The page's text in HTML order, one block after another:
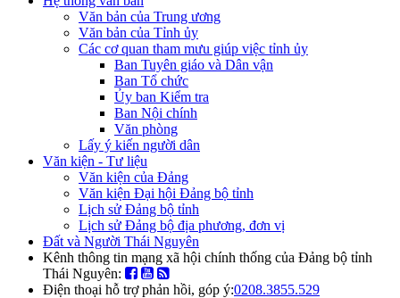
Văn bản của Trung ương
Văn bản của Tỉnh ủy
Các cơ quan tham mưu giúp việc tỉnh ủy
Ban Tuyên giáo và Dân vận
Ban Tổ chức
Ủy ban Kiểm tra
Ban Nội chính
Văn phòng
Lấy ý kiến người dân
Văn kiện - Tư liệu
Văn kiện của Đảng
Văn kiện Đại hội Đảng bộ tỉnh
Lịch sử Đảng bộ tỉnh
Lịch sử Đảng bộ địa phương, đơn vị
Đất và Người Thái Nguyên
Kênh thông tin mạng xã hội chính thống của Đảng bộ tỉnh
Thái Nguyên:
Điện thoại hỗ trợ phản hồi, góp ý:0208.3855.529